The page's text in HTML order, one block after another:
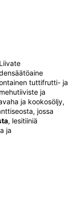
tuttifrutti- ja
ja
ja kookosöljy,
jossa
, lesitiiniä
ja